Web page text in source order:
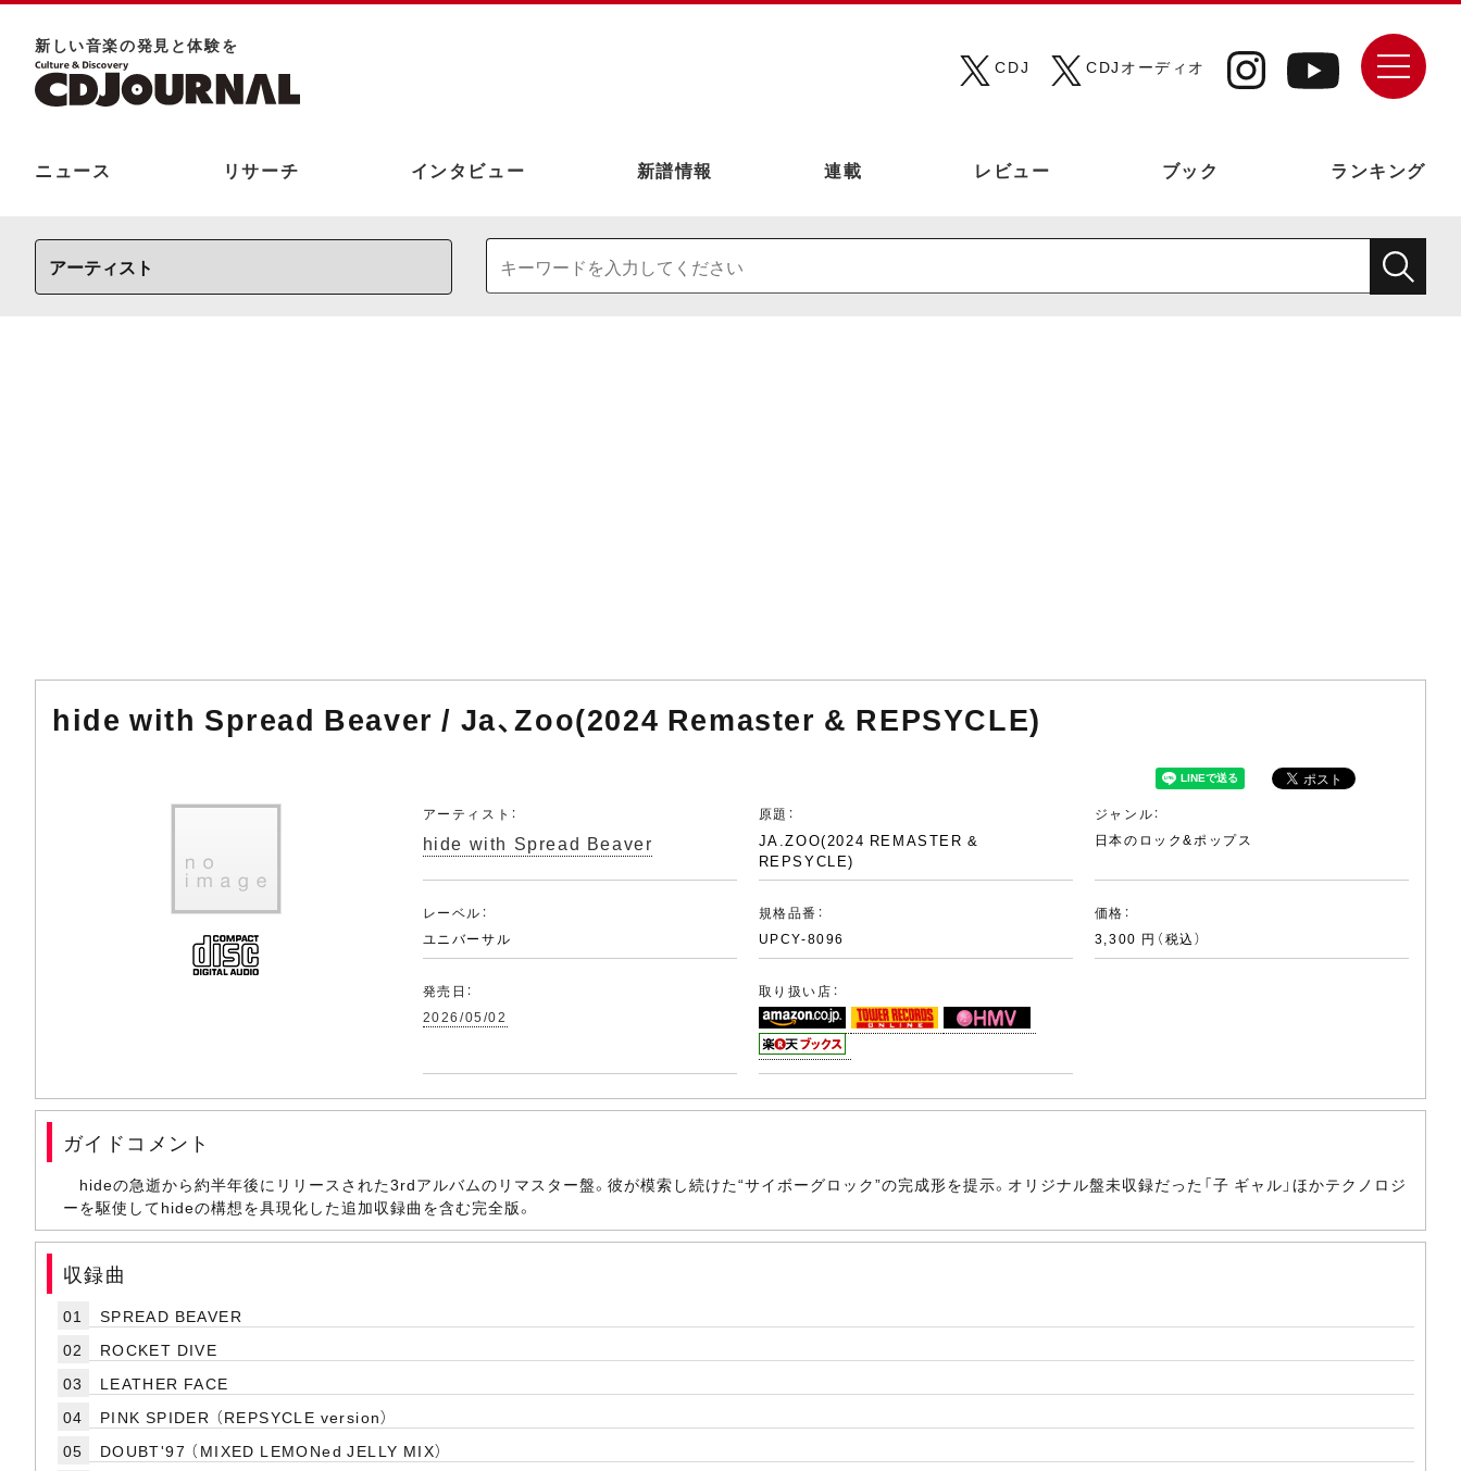
新しい⾳楽の発⾒と体験を
CDJ
CDJオーディオ
ニュース リサーチ インタビュー 新譜情報 連載 レビュー ブック ランキング
hide with Spread Beaver / Ja、Zoo(2024 Remaster & REPSYCLE)
アーティスト：
hide with Spread Beaver
原題：
JA.ZOO(2024 REMASTER &
REPSYCLE)
ジャンル：
日本のロック&ポップス
レーベル：
ユニバーサル
規格品番：
UPCY-8096
価格：
3,300 円（税込）
発売日：
2026/05/02
取り扱い店：
ガイドコメント
hideの急逝から約半年後にリリースされた3rdアルバムのリマスター盤。彼が模索し続けた“サイボーグロック”の完成形を提示。オリジナル盤未収録だった「子 ギャル」ほかテクノロジ
ーを駆使してhideの構想を具現化した追加収録曲を含む完全版。
収録曲
01
SPREAD BEAVER
02
ROCKET DIVE
03
LEATHER FACE
04
PINK SPIDER （REPSYCLE version）
05
DOUBT'97 （MIXED LEMONed JELLY MIX）